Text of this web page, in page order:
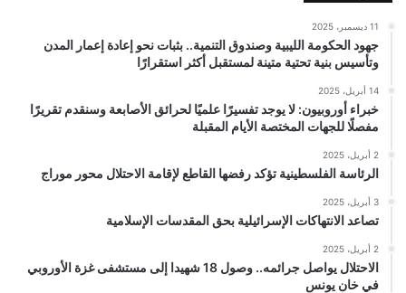
11 ديسمبر، 2025
جهود الحكومة الليبية وصندوق التنمية.. بثبات نحو إعادة إعمار المدن
وتأسيس بنية تحتية متينة لمستقبل أكثر استقرارًا
14 أبريل، 2025
خبراء أوروبيون: لا يوجد تفسيرًا علميًا لحرائق الأصابعة وسنقدم تقريرًا
مفصلًا للجهات المختصة الأيام المقبلة
2 أبريل، 2025
الرئاسة الفلسطينية تؤكد رفضها القاطع لإقامة الاحتلال محور موراج
3 أبريل، 2025
تصاعد الانتهاكات الإسرائيلية بحق المقدسات الإسلامية
2 أبريل، 2025
الاحتلال يواصل جرائمه.. وصول 18 شهيدا إلى مستشفى غزة الأوروبي
في خان يونس